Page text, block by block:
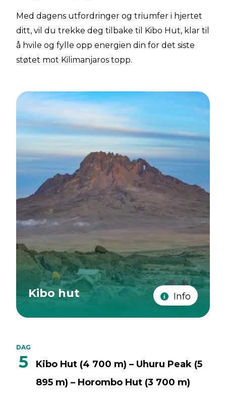
Med dagens utfordringer og triumfer i hjertet
ditt, vil du trekke deg tilbake til Kibo Hut, klar til
å hvile og fylle opp energien din for det siste
støtet mot Kilimanjaros topp.
Kibo hut Info
DAG
5
Kibo Hut (4 700 m) – Uhuru Peak (5
895 m) – Horombo Hut (3 700 m)